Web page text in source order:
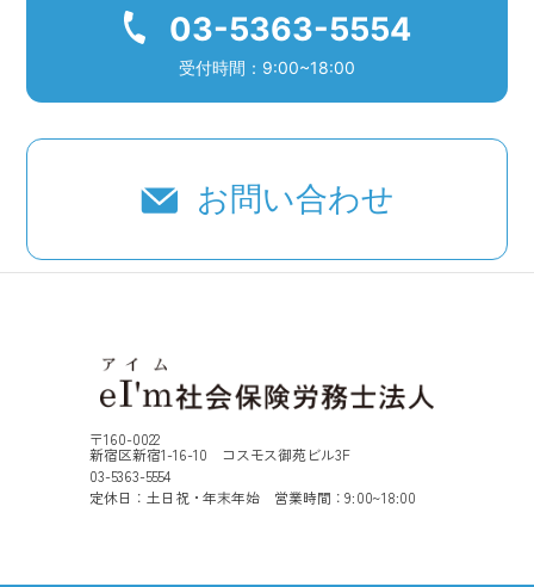
03-5363-5554
受付時間：9:00~18:00
お問い合わせ
〒160-0022
新宿区新宿1-16-10 コスモス御苑ビル3F
03-5363-5554
定休日：土日祝・年末年始 営業時間：9:00~18:00